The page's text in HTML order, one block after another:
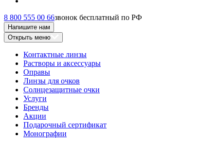
8 800 555 00 66звонок бесплатный по РФ
Напишите нам
Открыть меню
Контактные линзы
Растворы и аксессуары
Оправы
Линзы для очков
Солнцезащитные очки
Услуги
Бренды
Акции
Подарочный сертификат
Монографии